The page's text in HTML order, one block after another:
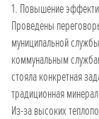
1. Повышение
Проведены
муниципальной
коммунальным
стояла конкретная
традиционная
Из-за высоких